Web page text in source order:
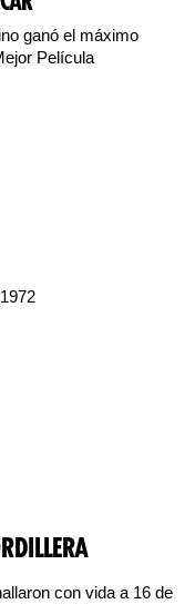
ganó el máximo
Película
con vida a 16 de